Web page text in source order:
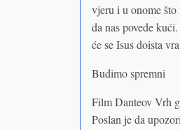
vjeru i u onome što
da nas povede
će se Isus doista
Budimo spremni
Film Danteov Vrh
Poslan je da